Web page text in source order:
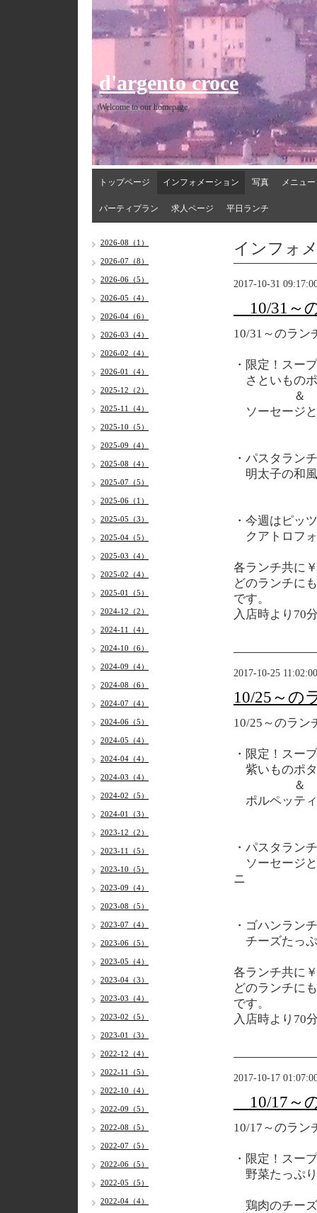
d'argento croce
Welcome to our homepage
トップページ インフォメーション 写真 メニュー
パーティプラン 求人ページ 平日ランチ
インフォ
2017-10-31
10/31～
10/31 ～のラン
・限定！スー
さといもの
＆
ソーセージ
・パスタランチ
明太子の和
・今週はピッ
クアトロフ
各ランチ共に
どのランチに
です。
入店時より70
2017-10-25 11:02:00
10/25～の
10/25 ～のラン
・限定！スー
紫いものポ
＆
ポルペッテ
・パスタランチ
ソーセージ
ニ
・ゴハンランチ
チーズたっ
各ランチ共に
どのランチに
です。
入店時より70
2017-10-17
10/17～
10/17 ～のラン
・限定！スー
野菜たっぷ
鶏肉のチー
2026-08（1）
2026-07（8）
2026-06（5）
2026-05（4）
2026-04（6）
2026-03（4）
2026-02（4）
2026-01（4）
2025-12（2）
2025-11（4）
2025-10（5）
2025-09（4）
2025-08（4）
2025-07（5）
2025-06（1）
2025-05（3）
2025-04（5）
2025-03（4）
2025-02（4）
2025-01（5）
2024-12（2）
2024-11（4）
2024-10（6）
2024-09（4）
2024-08（6）
2024-07（4）
2024-06（5）
2024-05（4）
2024-04（4）
2024-03（4）
2024-02（5）
2024-01（3）
2023-12（2）
2023-11（5）
2023-10（5）
2023-09（4）
2023-08（5）
2023-07（4）
2023-06（5）
2023-05（4）
2023-04（3）
2023-03（4）
2023-02（5）
2023-01（3）
2022-12（4）
2022-11（5）
2022-10（4）
2022-09（5）
2022-08（5）
2022-07（5）
2022-06（5）
2022-05（5）
2022-04（4）